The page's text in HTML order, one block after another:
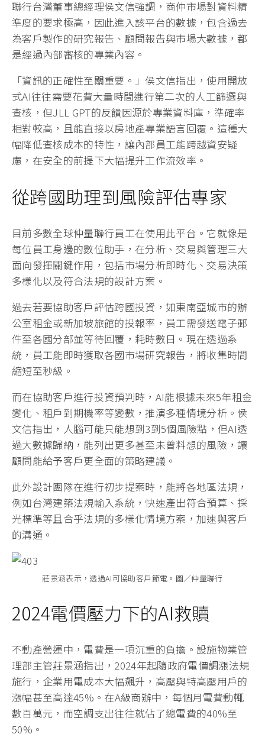
聯行台灣董事總經理侯文信強調，商仲市場對資料精
準度的要求極高，因此進入該平台的數據，包含過去
為客戶製作的研究報告、顧問報告與市場大數據，都
是經過內部審核的專業內容。
「資訊的正確性至關重要。」侯文信指出，使用開放
式AI往往需要花費大量時間進行第二次的人工篩選與
查核，但JLL GPT的反饋因源於專業資料庫，準確率
相對較高，且能直接以房地產專業語言回覆。這種大
幅降低查核成本的特性，讓內部員工能跨越資安疑
慮，在安全的前提下大幅提升工作流效率。
從跨國助理到風險評估專家
目前多數全球仲量聯行員工在使用此平台。它就像是
每位員工身邊的數位助手，在分析、交易與管理三大
面向發揮關鍵作用，包括市場分析即時化、交易決策
多樣化以及符合法規的設計方案。
過去若要協助客戶評估跨國投資，如東南亞城市的辦
公室租金或新加坡旅館的投報率，員工需發送電子郵
件至各國分部並等待回覆，耗時數日。現在透過系
統，員工能即時獲取各國市場研究報告，將收集時間
縮短至秒級。
而在協助客戶進行投資預判時，AI能根據未來5年租金
變化、租戶到期機率等變數，推演多種情境分析。侯
文信指出，人腦可能只能想到3到5個風險點，但AI透
過大數據歸納，能列出更多甚至未曾料想的風險，讓
顧問能給予客戶更全面的策略建議。
此外設計團隊在進行初步提案時，能將各地區法規，
例如台灣建築法規輸入系統，快速產出符合預算、採
光標準等且合乎法規的多樣化情境方案，加速與客戶
的溝通。
莊景涵表示，透過AI可協助客戶節電。圖／仲量聯行
2024電價壓力下的AI救贖
不動產營運中，電費是一項沉重的負擔。設施物業管
理部主管莊景涵指出，2024年起隨政府電價調漲法規
施行，企業用電成本大幅飆升，高壓與特高壓用戶的
漲幅甚至高達45%。在A級商辦中，每個月電費動輒
數百萬元，而空調支出往往就佔了總電費的40%至
50%。